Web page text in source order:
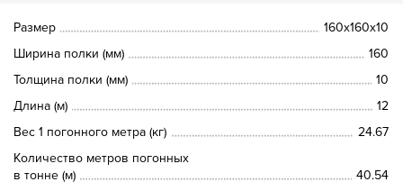
Размер
160х160х10
Ширина полки (мм)
160
Толщина полки (мм)
10
Длина (м)
12
Вес 1 погонного метра (кг)
24.67
Количество метров погонных
в тонне (м)
40.54